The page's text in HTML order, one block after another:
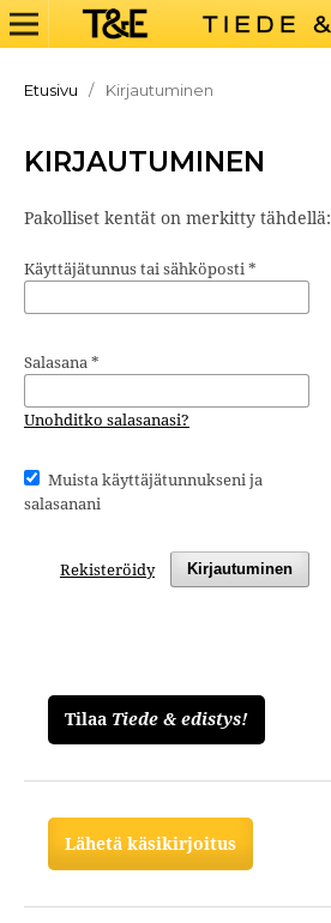
Etusivu / Kirjautuminen
KIRJAUTUMINEN
Pakolliset kentät on merkitty tähdellä:
Käyttäjätunnus tai sähköposti*
Salasana*
Unohditko salasanasi?
Muista käyttäjätunnukseni ja
salasanani
Kirjautuminen
Rekisteröidy
Tilaa Tiede & edistys!
Lähetä käsikirjoitus